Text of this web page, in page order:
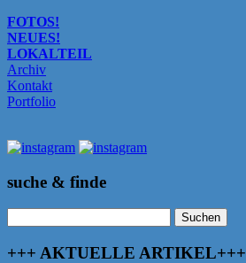
FOTOS!
NEUES!
LOKALTEIL
Archiv
Kontakt
Portfolio
suche & finde
nach:
+++ AKTUELLE ARTIKEL+++